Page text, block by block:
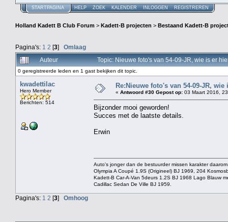
STARTPAGINA HELP ZOEK KALENDER INLOGGEN REGISTREREN
Holland Kadett B Club Forum > Kadett-B projecten > Bestaand Kadett-B
Pagina's: 1 2 [3] Omlaag
Auteur
Topic: Nieuwe foto's van 54-09-JR, wie is er
0 geregistreerde leden en 1 gast bekijken dit topic.
kwadettilac
Hero Member
Berichten: 514
Re:Nieuwe foto's van 54-09-JR,
« Antwoord #30 Gepost op: 03 Maart 2016,
Bijzonder mooi geworden!
Succes met de laatste details.
Erwin
Auto's jonger dan de bestuurder missen karakter
Olympia A Coupé 1.9S (Origineel) BJ 1969, 204
Kadett-B Car-A-Van 5deurs 1.2S BJ 1968 Lago Blauw
Cadillac Sedan De Ville BJ 1959.
Pagina's: 1 2 [3] Omhoog